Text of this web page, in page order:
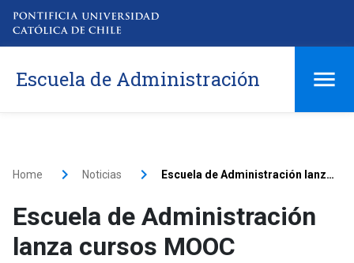
Escuela de Administración
Home Noticias Escuela de Administración lanza cursos MOOC
Escuela de Administración
lanza cursos MOOC